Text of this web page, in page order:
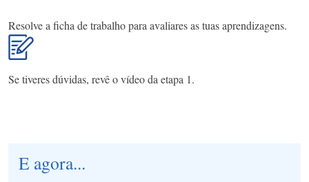
Resolve a ficha de trabalho para avaliares as tuas aprendizagens.
Se tiveres dúvidas, revê o vídeo da etapa 1.
E agora...